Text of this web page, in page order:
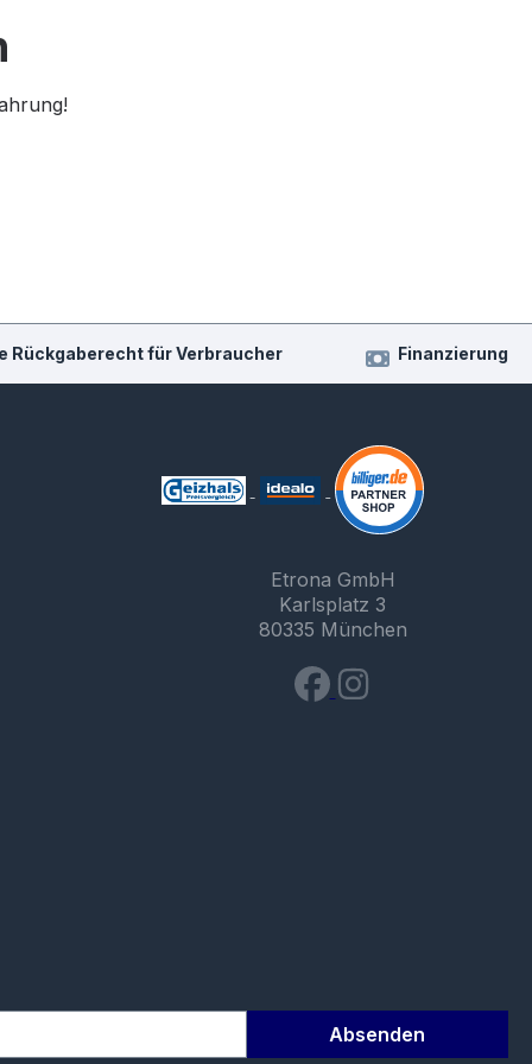
Rückgaberecht für Verbraucher Finanzierung
Etrona GmbH
Karlsplatz 3
80335 München
Absenden